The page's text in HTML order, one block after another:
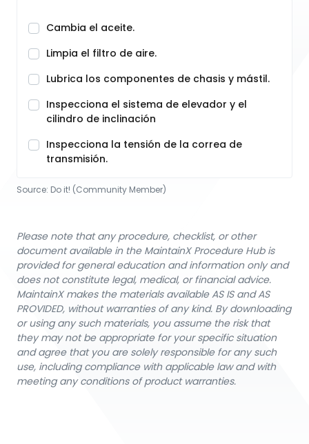
Cambia el aceite.
Limpia el filtro de aire.
Lubrica los componentes de chasis y mástil.
Inspecciona el sistema de elevador y el
cilindro de inclinación
Inspecciona la tensión de la correa de
transmisión.
Source: Do it! (Community Member)
Please note that any procedure, checklist, or other
document available in the MaintainX Procedure Hub is
provided for general education and information only and
does not constitute legal, medical, or financial advice.
MaintainX makes the materials available AS IS and AS
PROVIDED, without warranties of any kind. By downloading
or using any such materials, you assume the risk that
they may not be appropriate for your specific situation
and agree that you are solely responsible for any such
use, including compliance with applicable law and with
meeting any conditions of product warranties.